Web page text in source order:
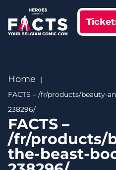
Home
FACTS – /fr/products/beauty-
238296/
FACTS –
/fr/products/
the-beast-